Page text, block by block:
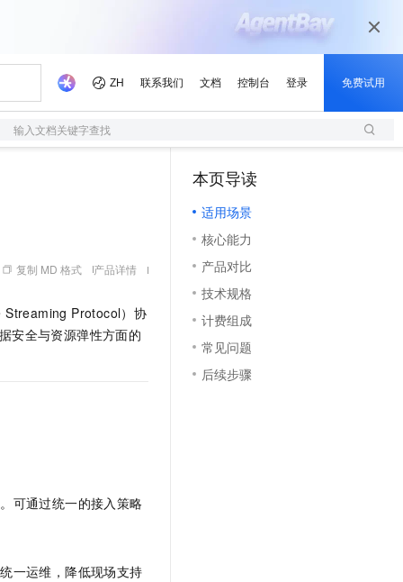
输入文档关键字查找
复制 MD 格式 产品详情
Streaming Protocol）协
安全与资源弹性方面的
可通过统一的接入策略
一运维，降低现场支持
本页导读
适用场景
核心能力
产品对比
技术规格
计费组成
常见问题
后续步骤